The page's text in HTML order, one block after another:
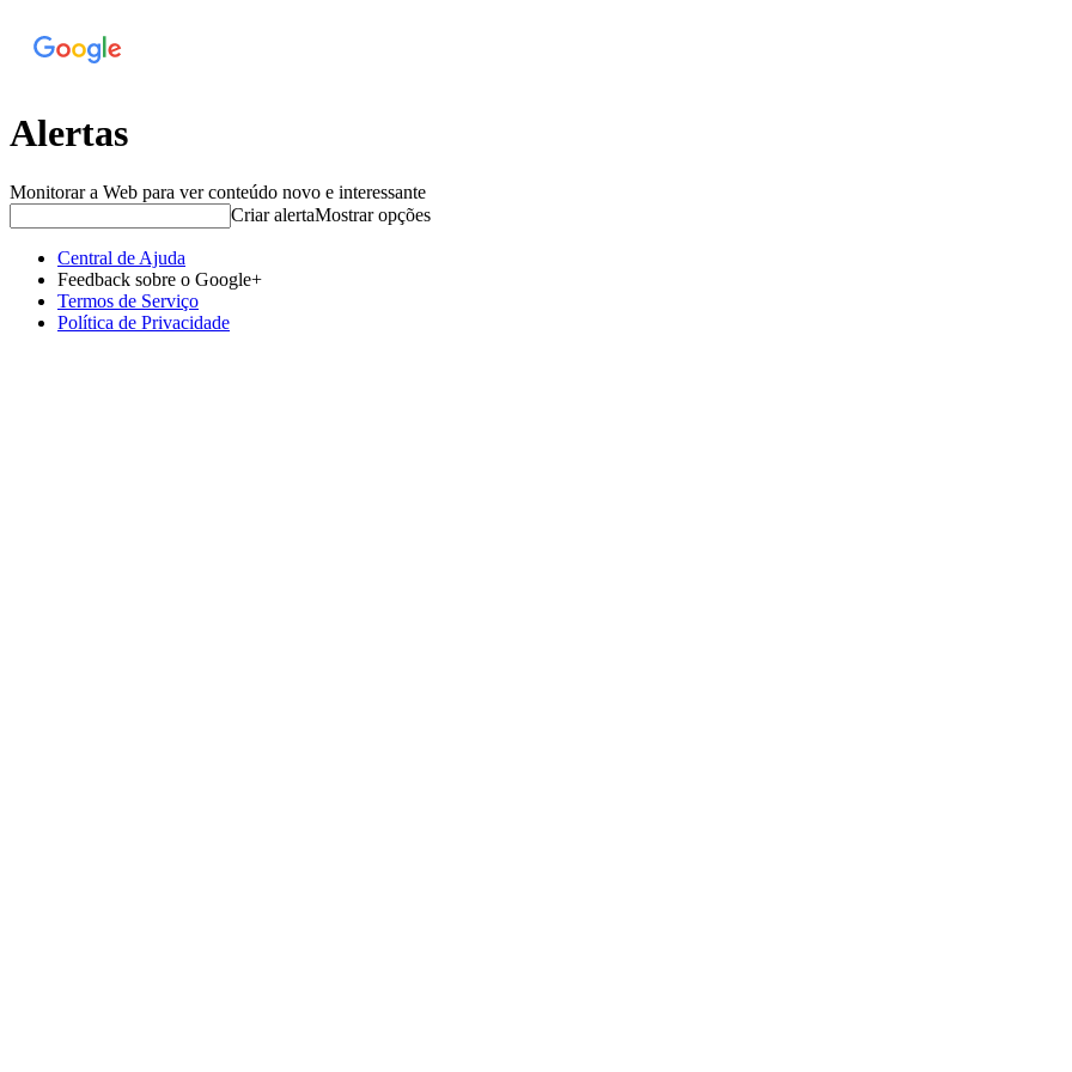
Alertas
Monitorar a Web para ver conteúdo novo e interessante
Criar alertaMostrar opções
Central de Ajuda
Feedback sobre o Google+
Termos de Serviço
Política de Privacidade